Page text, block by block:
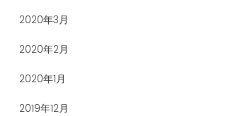
2020年3月
2020年2月
2020年1月
2019年12月